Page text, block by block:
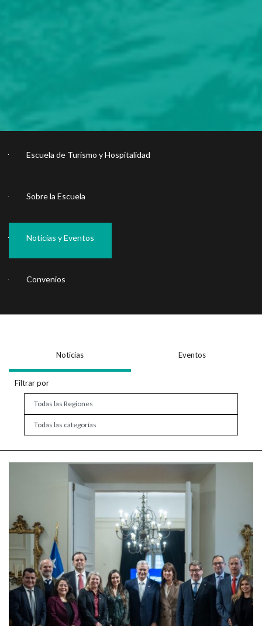
Escuela de Turismo y Hospitalidad
Sobre la Escuela
Noticias y Eventos
Convenios
Noticias Eventos
Filtrar por